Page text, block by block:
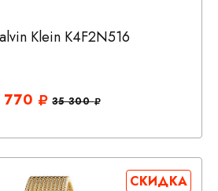
Klein K4F2N516
770 35 300
СКИДКА